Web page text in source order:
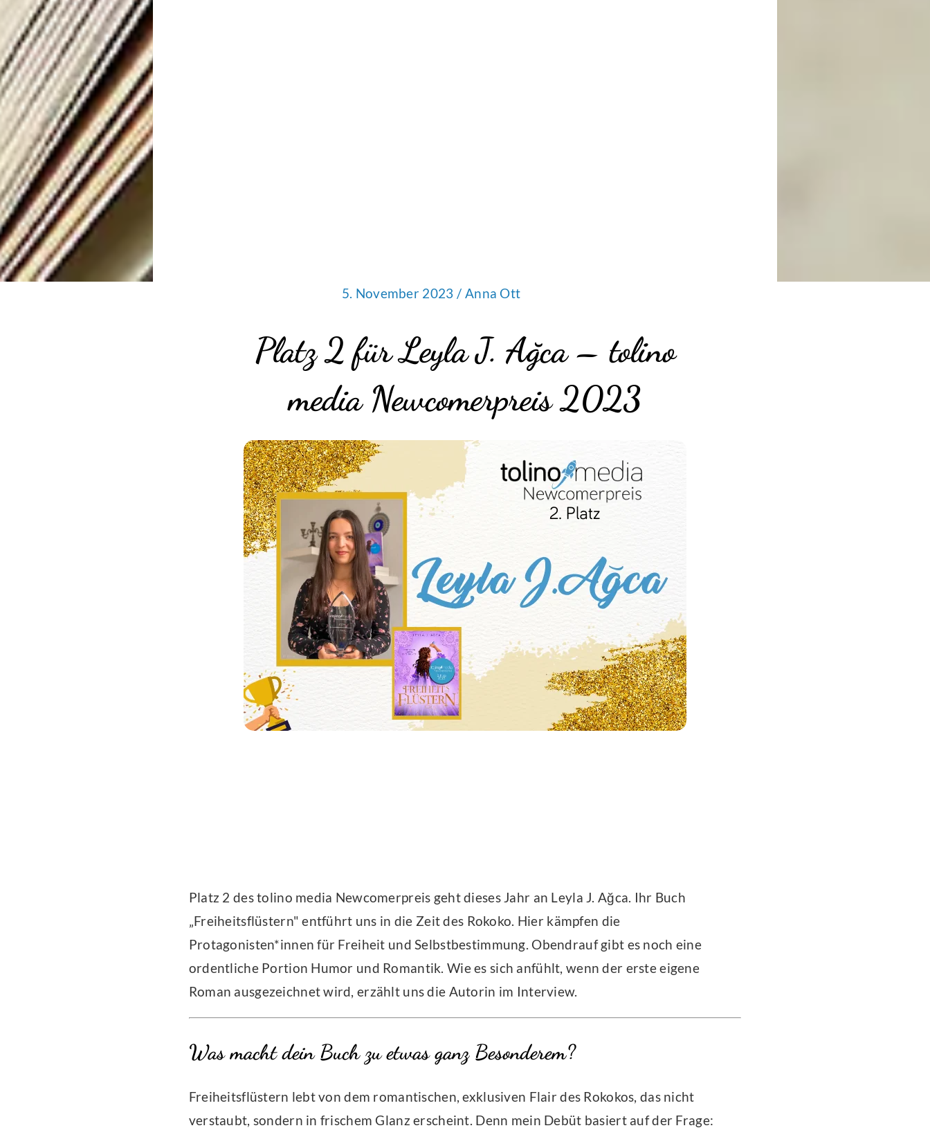
5. November 2023 / Anna Ott
Platz 2 für Leyla J. Ağca – tolino
media Newcomerpreis 2023
Platz 2 des tolino media Newcomerpreis geht dieses Jahr an Leyla J. Ağca. Ihr Buch
„Freiheitsflüstern" entführt uns in die Zeit des Rokoko. Hier kämpfen die
Protagonisten*innen für Freiheit und Selbstbestimmung. Obendrauf gibt es noch eine
ordentliche Portion Humor und Romantik. Wie es sich anfühlt, wenn der erste eigene
Roman ausgezeichnet wird, erzählt uns die Autorin im Interview.
Was macht dein Buch zu etwas ganz Besonderem?
Freiheitsflüstern lebt von dem romantischen, exklusiven Flair des Rokokos, das nicht
verstaubt, sondern in frischem Glanz erscheint. Denn mein Debüt basiert auf der Frage: